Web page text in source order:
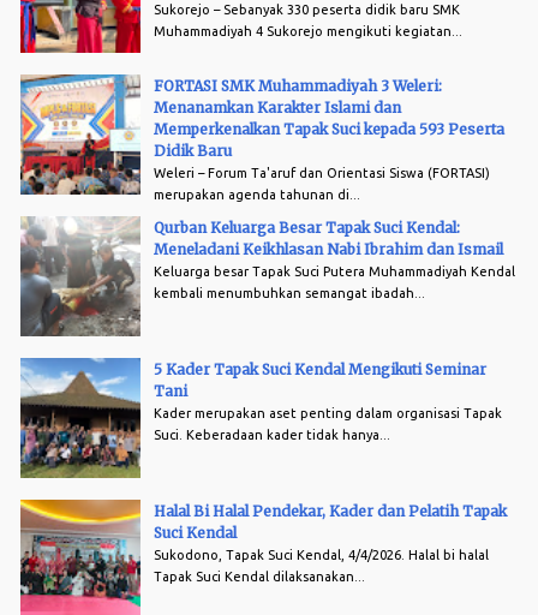
Sukorejo – Sebanyak 330 peserta didik baru SMK
Muhammadiyah 4 Sukorejo mengikuti kegiatan...
FORTASI SMK Muhammadiyah 3 Weleri:
Menanamkan Karakter Islami dan
Memperkenalkan Tapak Suci kepada 593 Peserta
Didik Baru
Weleri – Forum Ta'aruf dan Orientasi Siswa (FORTASI)
merupakan agenda tahunan di...
Qurban Keluarga Besar Tapak Suci Kendal:
Meneladani Keikhlasan Nabi Ibrahim dan Ismail
Keluarga besar Tapak Suci Putera Muhammadiyah Kendal
kembali menumbuhkan semangat ibadah...
5 Kader Tapak Suci Kendal Mengikuti Seminar
Tani
Kader merupakan aset penting dalam organisasi Tapak
Suci. Keberadaan kader tidak hanya...
Halal Bi Halal Pendekar, Kader dan Pelatih Tapak
Suci Kendal
Sukodono, Tapak Suci Kendal, 4/4/2026. Halal bi halal
Tapak Suci Kendal dilaksanakan...